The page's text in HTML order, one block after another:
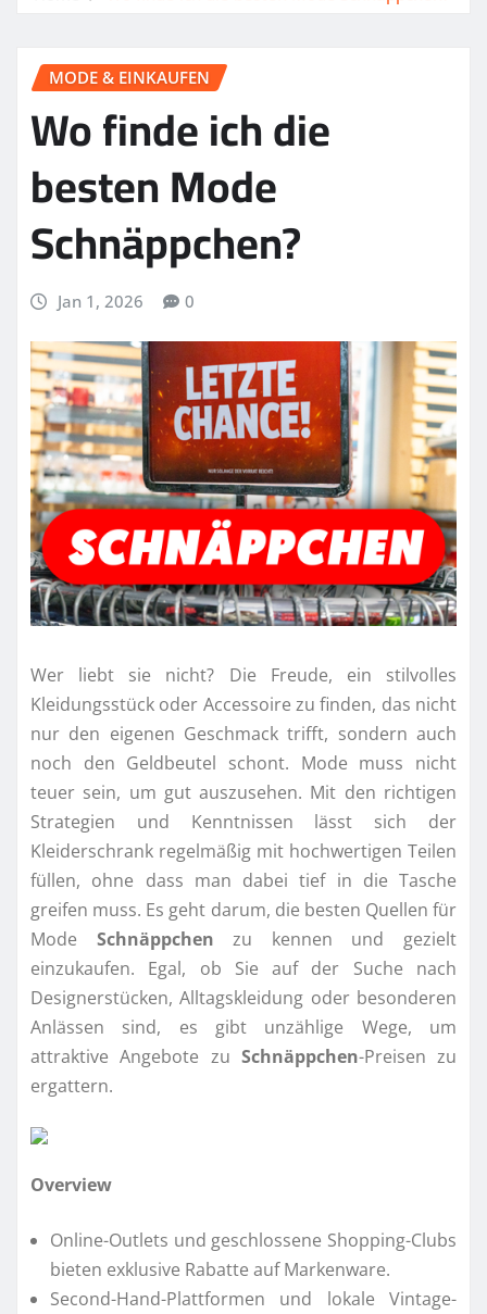
MODE & EINKAUFEN
Wo finde ich die
besten Mode
Schnäppchen?
Jan 1, 2026 0
Wer liebt sie nicht? Die Freude, ein stilvolles
Kleidungsstück oder Accessoire zu finden, das nicht
nur den eigenen Geschmack trifft, sondern auch
noch den Geldbeutel schont. Mode muss nicht
teuer sein, um gut auszusehen. Mit den richtigen
Strategien und Kenntnissen lässt sich der
Kleiderschrank regelmäßig mit hochwertigen Teilen
füllen, ohne dass man dabei tief in die Tasche
greifen muss. Es geht darum, die besten Quellen für
Mode Schnäppchen zu kennen und gezielt
einzukaufen. Egal, ob Sie auf der Suche nach
Designerstücken, Alltagskleidung oder besonderen
Anlässen sind, es gibt unzählige Wege, um
attraktive Angebote zu Schnäppchen-Preisen zu
ergattern.
Overview
Online-Outlets und geschlossene Shopping-Clubs
bieten exklusive Rabatte auf Markenware.
Second-Hand-Plattformen und lokale Vintage-